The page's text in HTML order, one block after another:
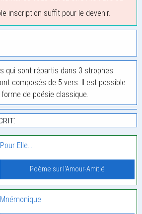
inscription suffit pour le devenir.
qui sont répartis dans 3 strophes.
composés de 5 vers. Il est possible
de poésie classique.
Pour Elle…
Poème sur l'Amour-Amitié
Mnémonique